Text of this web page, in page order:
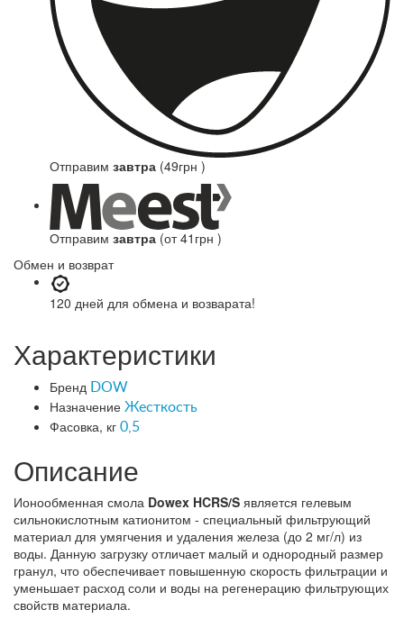
Отправим завтра (49грн )
Отправим завтра (от 41грн )
Обмен и возврат
120 дней для обмена и возварата!
Характеристики
Бренд DOW
Назначение Жесткость
Фасовка, кг 0,5
Описание
Ионообменная смола Dowex HCRS/S является гелевым
сильнокислотным катионитом - специальный фильтрующий
материал для умягчения и удаления железа (до 2 мг/л) из
воды. Данную загрузку отличает малый и однородный размер
гранул, что обеспечивает повышенную скорость фильтрации и
уменьшает расход соли и воды на регенерацию фильтрующих
свойств материала.